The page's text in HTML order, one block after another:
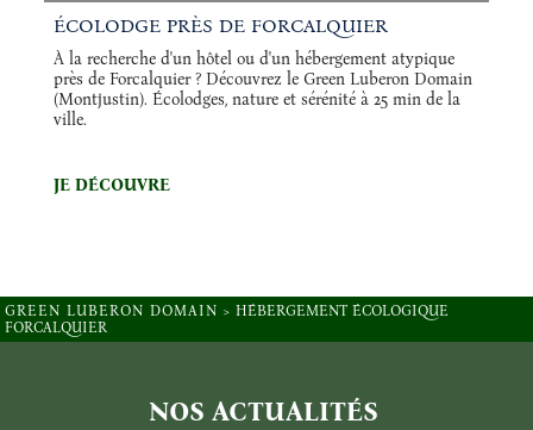
ÉCOLODGE PRÈS DE FORCALQUIER
À la recherche d'un hôtel ou d'un hébergement atypique
près de Forcalquier ? Découvrez le Green Luberon Domain
(Montjustin). Écolodges, nature et sérénité à 25 min de la
ville.
JE DÉCOUVRE
GREEN LUBERON DOMAIN >HÉBERGEMENT ÉCOLOGIQUE
FORCALQUIER
NOS ACTUALITÉS